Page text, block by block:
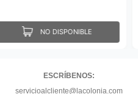
NO DISPONIBLE
ESCRÍBENOS:
servicioalcliente@lacolonia.com